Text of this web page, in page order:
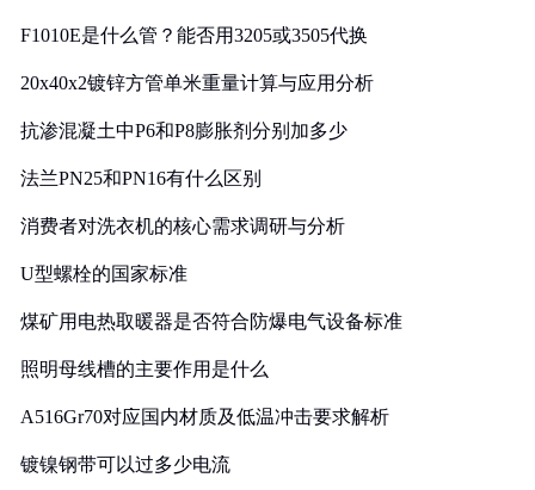
F1010E是什么管？能否用3205或3505代换
20x40x2镀锌方管单米重量计算与应用分析
抗渗混凝土中P6和P8膨胀剂分别加多少
法兰PN25和PN16有什么区别
消费者对洗衣机的核心需求调研与分析
U型螺栓的国家标准
煤矿用电热取暖器是否符合防爆电气设备标准
照明母线槽的主要作用是什么
A516Gr70对应国内材质及低温冲击要求解析
镀镍钢带可以过多少电流